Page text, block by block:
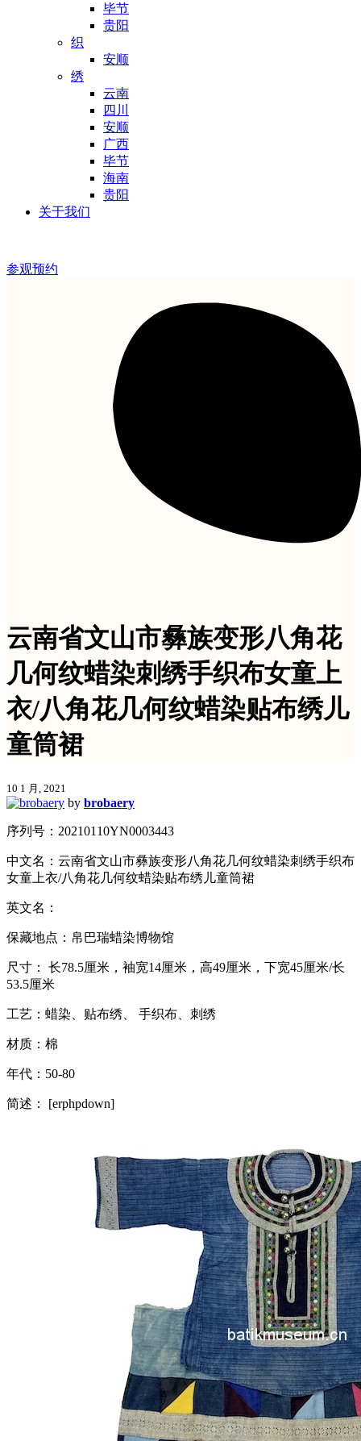
毕节
贵阳
织
安顺
绣
云南
四川
安顺
广西
毕节
海南
贵阳
关于我们
参观预约
云南省文山市彝族变形八角花
几何纹蜡染刺绣手织布女童上
衣/八角花几何纹蜡染贴布绣儿
童筒裙
10 1 月, 2021
by brobaery
序列号：20210110YN0003443
中文名：云南省文山市彝族变形八角花几何纹蜡染刺绣手织布
女童上衣/八角花几何纹蜡染贴布绣儿童筒裙
英文名：
保藏地点：帛巴瑞蜡染博物馆
尺寸： 长78.5厘米，袖宽14厘米，高49厘米，下宽45厘米/长
53.5厘米
工艺：蜡染、贴布绣、 手织布、刺绣
材质：棉
年代：50-80
简述： [erphpdown]